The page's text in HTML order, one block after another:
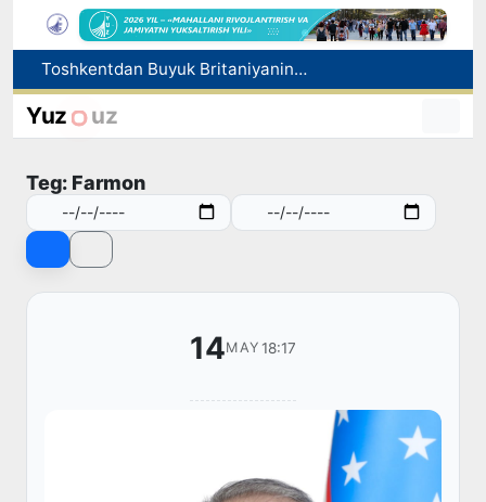
Ekologik ekspertiza endi ekologik xavflarni oldindan boshqarish tizimiga aylanadi
Dam olish kunlari Oʻzbekistonda havo 42 darajagacha isiydi
Toshkentdan Buyuk Britaniyaning Manchester shahriga to‘g‘ridan to‘g‘ri aviaqatnovlarni yo‘lga qo‘yish masalasi ko‘rib chiqilmoqda
Yuz uz
Teg: Farmon
14MAY 18:17